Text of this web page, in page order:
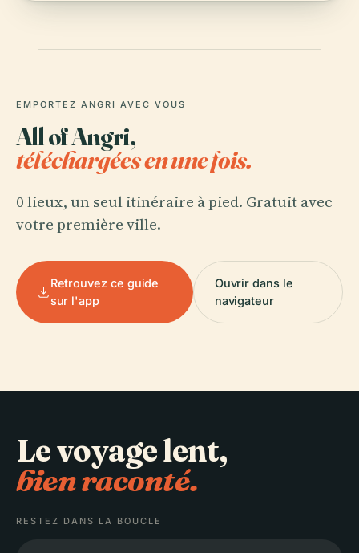
EMPORTEZ ANGRI AVEC VOUS
All of Angri,
téléchargées en une fois.
0 lieux, un seul itinéraire à pied. Gratuit avec
votre première ville.
Retrouvez ce guide
sur l'app
Ouvrir dans le
navigateur
Le voyage lent,
bien raconté.
RESTEZ DANS LA BOUCLE